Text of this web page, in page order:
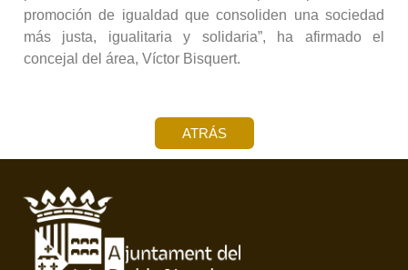
promoción de igualdad que consoliden una sociedad
más justa, igualitaria y solidaria”, ha afirmado el
concejal del área, Víctor Bisquert.
ATRÁS